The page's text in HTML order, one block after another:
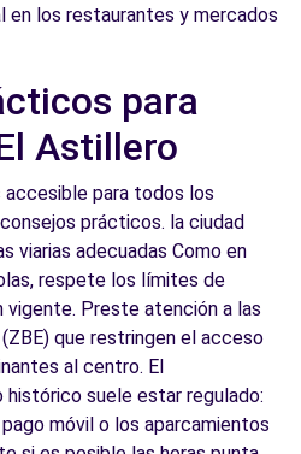
en los restaurantes y mercados
para
Astillero
accesible para todos los
prácticos. la ciudad
viarias adecuadas Como en
respete los límites de
vigente. Preste atención a las
que restringen el acceso
al centro. El
suele estar regulado:
móvil o los aparcamientos